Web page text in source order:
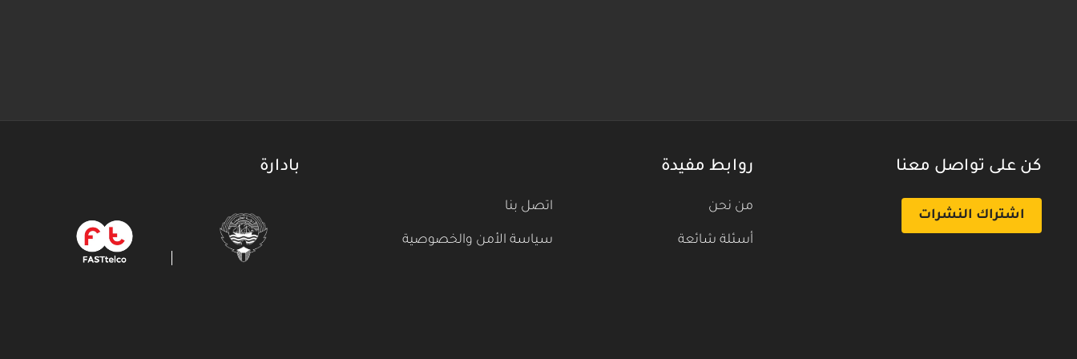
كن على تواصل معنا
اشتراك النشرات
روابط مفيدة
من نحن
أسئلة شائعة
اتصل بنا
سياسة الأمن والخصوصية
بادارة